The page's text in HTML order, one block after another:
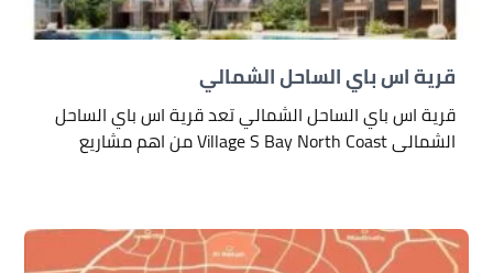
قرية اس باي الساحل الشمالي
قرية اس باي الساحل الشمالي تعد قرية اس باي الساحل
الشمالى Village S Bay North Coast من اهم مشاريع